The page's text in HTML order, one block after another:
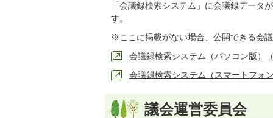
「会議録検索システム」に会議録データ
す。
※ここに掲載がない場合、公開できる会
会議録検索システム（パソコン版）
会議録検索システム（スマートフォ
議会運営委員会